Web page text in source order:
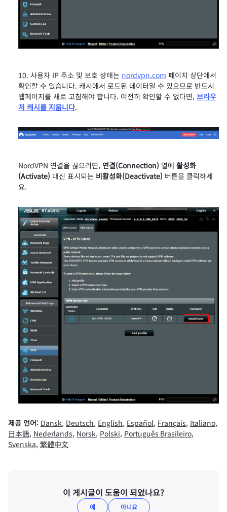
사용자 IP 주소 및 보호 상태는 nordvpn.com 페이지 상단에서
확인할 수 있습니다. 캐시에서 로드된 데이터일 수 있으므로 반드시
웹페이지를 새로 고침해야 합니다. 여전히 확인할 수 없다면, 브라우
저 캐시를 지웁니다.
NordVPN 연결을 끊으려면, 연결(Connection) 열에 활성화
(Activate) 대신 표시되는 비활성화(Deactivate) 버튼을 클릭하세
요.
제공 언어: Dansk, Deutsch, English, Español, Français, Italiano,
日本語, Nederlands, Norsk, Polski, Português Brasileiro,
Svenska, 繁體中文
이 게시글이 도움이 되었나요?
예 아니요